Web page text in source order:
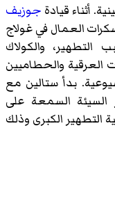
أثناء قيادة جوزيف
العمال في غولاج
والكولاك
العرقية والحطاميين
بدأ ستالين مع
السيئة السمعة على
التطهير الكبرى وذلك